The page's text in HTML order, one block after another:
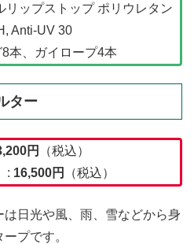
ップストップ ポリウレタン
Anti-UV 30
本、ガイロープ4本
ター
円
（税込）
: 16,500円 （税込）
日光や風、雨、雪などから身
プです。